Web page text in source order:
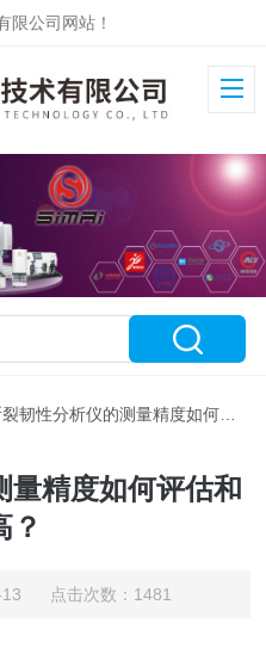
限公司网站！
韧性分析仪的测量精度如何评估和提高？
量精度如何评估和
？
13 点击次数：1481